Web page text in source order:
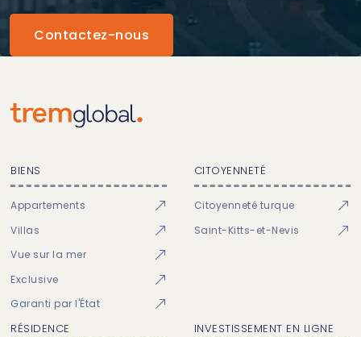
Contactez-nous
BIENS
Appartements
Villas
Vue sur la mer
Exclusive
Garanti par l'État
CITOYENNETÉ
Citoyenneté turque
Saint-Kitts-et-Nevis
RÉSIDENCE INVESTISSEMENT EN LIGNE